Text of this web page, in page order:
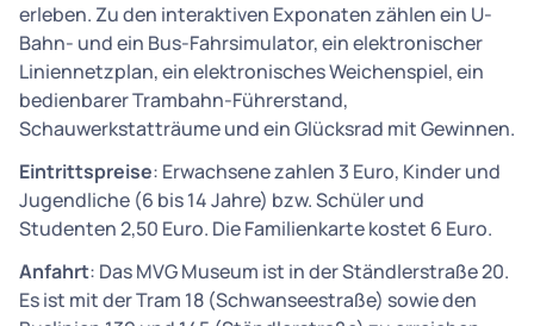
erleben. Zu den interaktiven Exponaten zählen ein U-
Bahn- und ein Bus-Fahrsimulator, ein elektronischer
Liniennetzplan, ein elektronisches Weichenspiel, ein
bedienbarer Trambahn-Führerstand,
Schauwerkstatträume und ein Glücksrad mit Gewinnen.
Eintrittspreise: Erwachsene zahlen 3 Euro, Kinder und
Jugendliche (6 bis 14 Jahre) bzw. Schüler und
Studenten 2,50 Euro. Die Familienkarte kostet 6 Euro.
Anfahrt: Das MVG Museum ist in der Ständlerstraße 20.
Es ist mit der Tram 18 (Schwanseestraße) sowie den